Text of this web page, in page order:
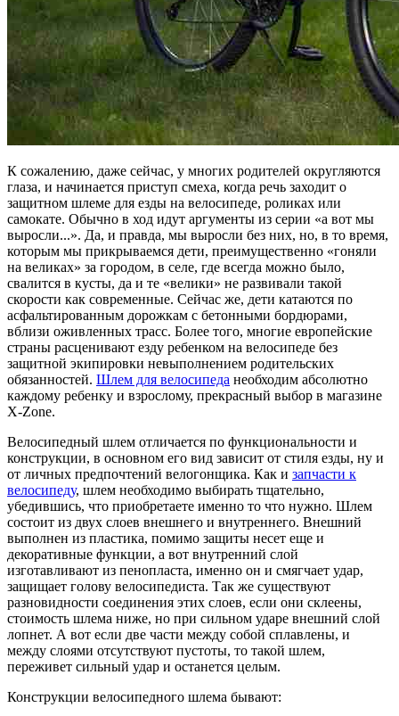
К сожалению, даже сейчас, у многих родителей округляются
глаза, и начинается приступ смеха, когда речь заходит о
защитном шлеме для езды на велосипеде, роликах или
самокате. Обычно в ход идут аргументы из серии «а вот мы
выросли...». Да, и правда, мы выросли без них, но, в то время,
которым мы прикрываемся дети, преимущественно «гоняли
на великах» за городом, в селе, где всегда можно было,
свалится в кусты, да и те «велики» не развивали такой
скорости как современные. Сейчас же, дети катаются по
асфальтированным дорожкам с бетонными бордюрами,
вблизи оживленных трасс. Более того, многие европейские
страны расценивают езду ребенком на велосипеде без
защитной экипировки невыполнением родительских
обязанностей. Шлем для велосипеда необходим абсолютно
каждому ребенку и взрослому, прекрасный выбор в магазине
X-Zone.
Велосипедный шлем отличается по функциональности и
конструкции, в основном его вид зависит от стиля езды, ну и
от личных предпочтений велогонщика. Как и запчасти к
велосипеду, шлем необходимо выбирать тщательно,
убедившись, что приобретаете именно то что нужно. Шлем
состоит из двух слоев внешнего и внутреннего. Внешний
выполнен из пластика, помимо защиты несет еще и
декоративные функции, а вот внутренний слой
изготавливают из пенопласта, именно он и смягчает удар,
защищает голову велосипедиста. Так же существуют
разновидности соединения этих слоев, если они склеены,
стоимость шлема ниже, но при сильном ударе внешний слой
лопнет. А вот если две части между собой сплавлены, и
между слоями отсутствуют пустоты, то такой шлем,
переживет сильный удар и останется целым.
Конструкции велосипедного шлема бывают: